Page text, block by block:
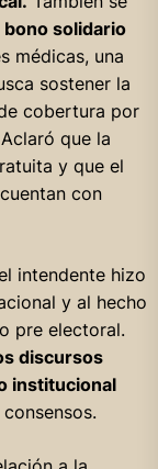
bono solidario
médicas, una
sostener la
cobertura por
que la
y que el
con
intendente hizo
y al hecho
pre electoral.
discursos
institucional